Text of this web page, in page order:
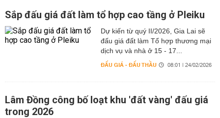
Sắp đấu giá đất làm tổ hợp cao tầng ở Pleiku
Dự kiến từ quý II/2026, Gia Lai sẽ
đấu giá đất làm Tổ hợp thương mại
dịch vụ và nhà ở 15 - 17...
ĐẤU GIÁ - ĐẤU THẦU 08:01 | 24/02/2026
Lâm Đồng công bố loạt khu 'đất vàng' đấu giá
trong 2026